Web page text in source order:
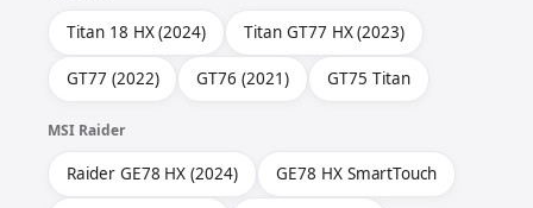
Titan 18 HX (2024) Titan GT77 HX (2023)
GT77 (2022) GT76 (2021) GT75 Titan
MSI Raider
Raider GE78 HX (2024) GE78 HX SmartTouch